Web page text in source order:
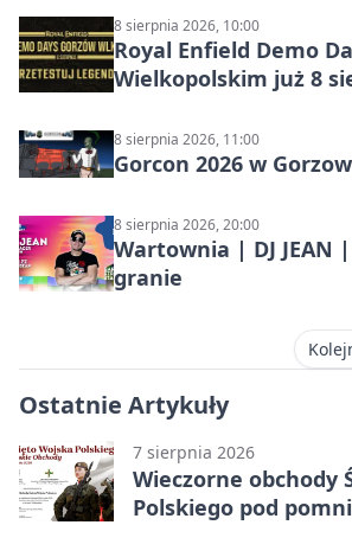
8 sierpnia 2026, 10:00
Royal Enfield Demo
Wielkopolskim już 8
8 sierpnia 2026, 11:00
Gorcon 2026 w
8 sierpnia 2026, 20:00
Wartownia | DJ JEAN
granie
Ostatnie Artykuły
7 sierpnia 2026
Wieczorne obchody
Polskiego pod